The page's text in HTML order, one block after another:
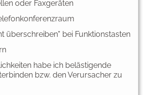
oder Faxgeräten
überschreiben" bei Funktionstasten
habe ich belästigende
bzw. den Verursacher zu